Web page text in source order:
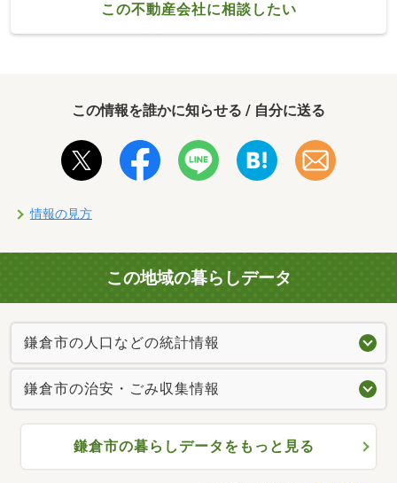
この不動産会社に相談したい
この情報を誰かに知らせる / 自分に送る
情報の見方
この地域の暮らしデータ
鎌倉市の人口などの統計情報
鎌倉市の治安・ごみ収集情報
鎌倉市の暮らしデータをもっと見る